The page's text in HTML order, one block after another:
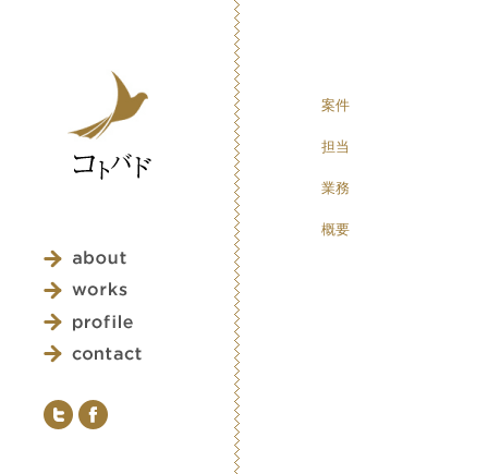
案件
担当
業務
概要